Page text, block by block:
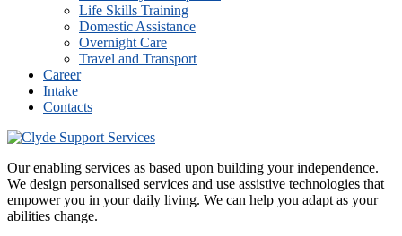
Life Skills Training
Domestic Assistance
Overnight Care
Travel and Transport
Career
Intake
Contacts
Our enabling services as based upon building your independence.
We design personalised services and use assistive technologies that
empower you in your daily living. We can help you adapt as your
abilities change.